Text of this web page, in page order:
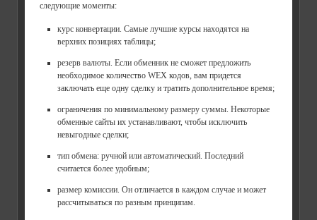
следующие моменты:
курс конвертации. Самые лучшие курсы находятся на
верхних позициях таблицы;
резерв валюты. Если обменник не сможет предложить
необходимое количество WEX кодов, вам придется
заключать еще одну сделку и тратить дополнительное время;
ограничения по минимальному размеру суммы. Некоторые
обменные сайты их устанавливают, чтобы исключить
невыгодные сделки;
тип обмена: ручной или автоматический. Последний
считается более удобным;
размер комиссии. Он отличается в каждом случае и может
рассчитываться по разным принципам.